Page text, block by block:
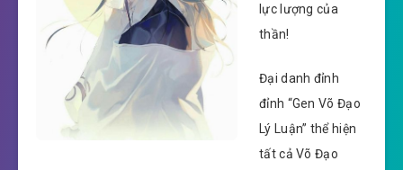
lực lượng của
thần!
Đại danh đỉnh
đỉnh “Gen Võ Đạo
Lý Luận” thể hiện
tất cả Võ Đạo